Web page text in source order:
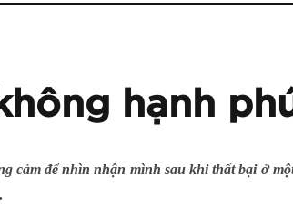
hạnh
cảm để nhìn nhận mình sau khi thất bại ở